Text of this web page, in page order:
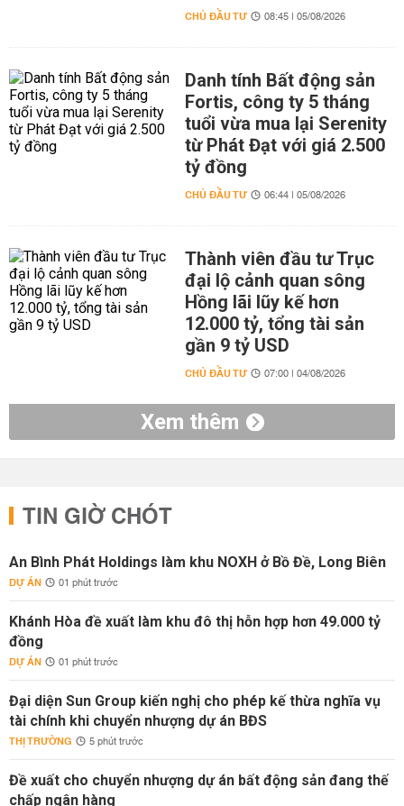
CHỦ ĐẦU TƯ 08:45 | 05/08/2026
Danh tính Bất động sản
Fortis, công ty 5 tháng
tuổi vừa mua lại Serenity
từ Phát Đạt với giá 2.500
tỷ đồng
CHỦ ĐẦU TƯ 06:44 | 05/08/2026
Thành viên đầu tư Trục
đại lộ cảnh quan sông
Hồng lãi lũy kế hơn
12.000 tỷ, tổng tài sản
gần 9 tỷ USD
CHỦ ĐẦU TƯ 07:00 | 04/08/2026
Xem thêm
TIN GIỜ CHÓT
An Bình Phát Holdings làm khu NOXH ở Bồ Đề, Long Biên
DỰ ÁN 01 phút trước
Khánh Hòa đề xuất làm khu đô thị hỗn hợp hơn 49.000 tỷ
đồng
DỰ ÁN 01 phút trước
Đại diện Sun Group kiến nghị cho phép kế thừa nghĩa vụ
tài chính khi chuyển nhượng dự án BĐS
THỊ TRƯỜNG 5 phút trước
Đề xuất cho chuyển nhượng dự án bất động sản đang thế
chấp ngân hàng